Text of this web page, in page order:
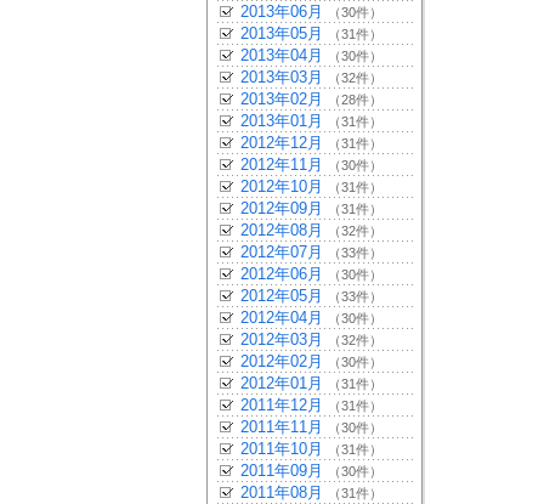
2013年06月 （30件）
2013年05月 （31件）
2013年04月 （30件）
2013年03月 （32件）
2013年02月 （28件）
2013年01月 （31件）
2012年12月 （31件）
2012年11月 （30件）
2012年10月 （31件）
2012年09月 （31件）
2012年08月 （32件）
2012年07月 （33件）
2012年06月 （30件）
2012年05月 （33件）
2012年04月 （30件）
2012年03月 （32件）
2012年02月 （30件）
2012年01月 （31件）
2011年12月 （31件）
2011年11月 （30件）
2011年10月 （31件）
2011年09月 （30件）
2011年08月 （31件）